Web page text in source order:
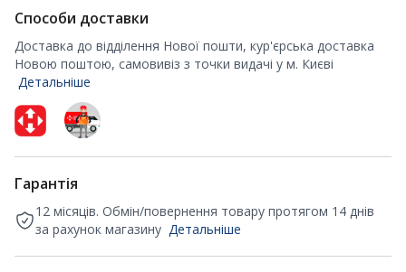
Способи доставки
Доставка до відділення Нової пошти, кур'єрська доставка
Новою поштою, самовивіз з точки видачі у м. Києві
Детальніше
Гарантія
12 місяців. Обмін/повернення товару протягом 14 днів
за рахунок магазину Детальніше